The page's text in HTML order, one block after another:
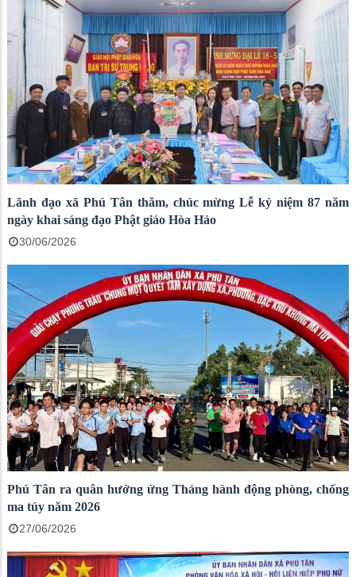
Lãnh đạo xã Phú Tân thăm, chúc mừng Lễ kỷ niệm 87 năm
ngày khai sáng đạo Phật giáo Hòa Hảo
30/06/2026
Phú Tân ra quân hưởng ứng Tháng hành động phòng, chống
ma túy năm 2026
27/06/2026